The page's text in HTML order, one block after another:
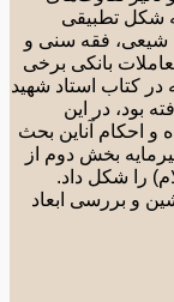
تطبیقی
فقه سنی و
بانکی برخی
کتاب استاد شهید
در این
آناین بحث
بخش دوم از
شکل داد.
بررسی ابعاد